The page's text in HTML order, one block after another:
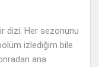
dizi. Her sezonunu
izlediğim bile
ana